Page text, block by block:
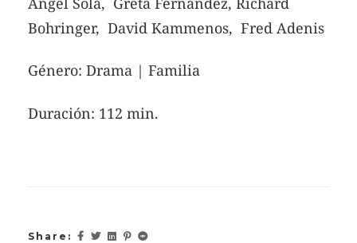
Bohringer, David Kammenos, Fred Adenis
Género: Drama | Familia
Duración: 112 min.
Share: